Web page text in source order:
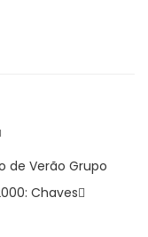
de Verão Grupo
Chaves